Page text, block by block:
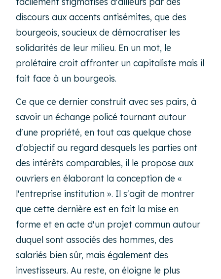
discours aux accents antisémites, que des
bourgeois, soucieux de démocratiser les
solidarités de leur milieu. En un mot, le
prolétaire croit affronter un capitaliste mais il
fait face à un bourgeois.
Ce que ce dernier construit avec ses pairs, à
savoir un échange policé tournant autour
d'une propriété, en tout cas quelque chose
d'objectif au regard desquels les parties ont
des intérêts comparables, il le propose aux
ouvriers en élaborant la conception de «
l'entreprise institution ». Il s'agit de montrer
que cette dernière est en fait la mise en
forme et en acte d'un projet commun autour
duquel sont associés des hommes, des
salariés bien sûr, mais également des
investisseurs. Au reste, on éloigne le plus